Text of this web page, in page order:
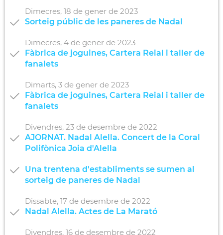
Dimecres, 18 de gener de 2023
Sorteig públic de les paneres de Nadal
Dimecres, 4 de gener de 2023
Fàbrica de joguines, Cartera Reial i taller de
fanalets
Dimarts, 3 de gener de 2023
Fàbrica de joguines, Cartera Reial i taller de
fanalets
Divendres, 23 de desembre de 2022
AJORNAT. Nadal Alella. Concert de la Coral
Polifònica Joia d'Alella
Una trentena d'establiments se sumen al
sorteig de paneres de Nadal
Dissabte, 17 de desembre de 2022
Nadal Alella. Actes de La Marató
Divendres, 16 de desembre de 2022